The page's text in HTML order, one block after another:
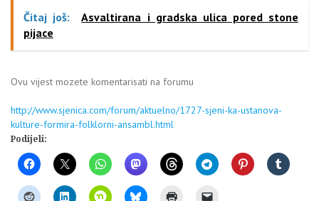
Čitaj još:
Asvaltirana i gradska ulica pored stone
pijace
Ovu vijest mozete komentarisati na forumu
http://www.sjenica.com/forum/aktuelno/1727-sjeni-ka-ustanova-
kulture-formira-folklorni-ansambl.html
Podijeli: